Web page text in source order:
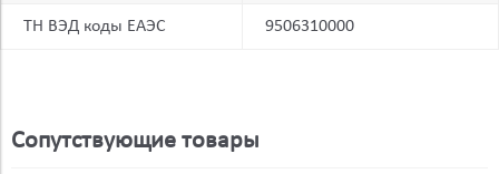
ТН ВЭД коды ЕАЭС 9506310000
Сопутствующие товары